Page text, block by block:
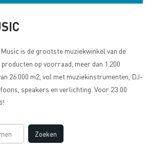
is de grootste muziekwinkel van de
op voorraad, meer dan 1.200
26.000 m2, vol met muziekinstrumenten, DJ-
speakers en verlichting. Voor 23:00